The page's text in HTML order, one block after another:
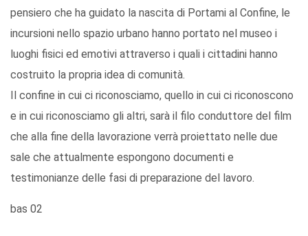
pensiero che ha guidato la nascita di Portami al Confine, le
incursioni nello spazio urbano hanno portato nel museo i
luoghi fisici ed emotivi attraverso i quali i cittadini hanno
costruito la propria idea di comunità.
Il confine in cui ci riconosciamo, quello in cui ci riconoscono
e in cui riconosciamo gli altri, sarà il filo conduttore del film
che alla fine della lavorazione verrà proiettato nelle due
sale che attualmente espongono documenti e
testimonianze delle fasi di preparazione del lavoro.
bas 02